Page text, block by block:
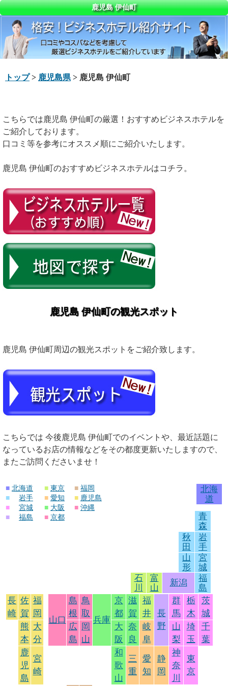
鹿児島 伊仙町
トップ> 鹿児島県 > 鹿児島 伊仙町
こちらでは鹿児島 伊仙町の厳選！おすすめビジネスホテルを
ご紹介しております。
口コミ等を参考にオススメ順にご紹介いたします。
鹿児島 伊仙町のおすすめビジネスホテルはコチラ。
鹿児島 伊仙町の観光スポット
鹿児島 伊仙町周辺の観光スポットをご紹介致します。
こちらでは 今後鹿児島 伊仙町でのイベントや、最近話題に
なっているお店の情報などをその都度更新いたしますので、
またご訪問くださいませ！
■ 北海道
■
岩手
■
宮城
■
福島
■ 東京
■ 愛知
■ 大阪
■ 京都
■ 福岡
■ 鹿児島
■ 沖縄
北海
道
青
森
秋
田
岩
手
山
形
宮
城
石
川
富
山
新潟
福
島
長
崎
佐
賀
福
岡
山口
島
根
鳥
取
兵庫
京
都
滋
賀
福
井
長
野
群
馬
栃
木
茨
城
熊
本
大
分
広
島
岡
山
大
阪
奈
良
岐
阜
山
梨
埼
玉
千
葉
鹿
児
島
宮
崎
和
歌
山
三
重
愛
知
静
岡
神
奈
川
東
京